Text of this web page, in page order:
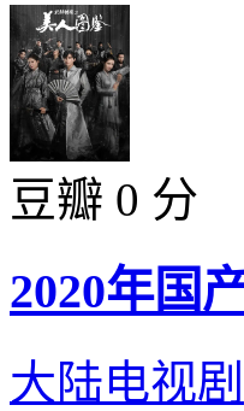
豆瓣 0 分
2020年国
大陆电视剧